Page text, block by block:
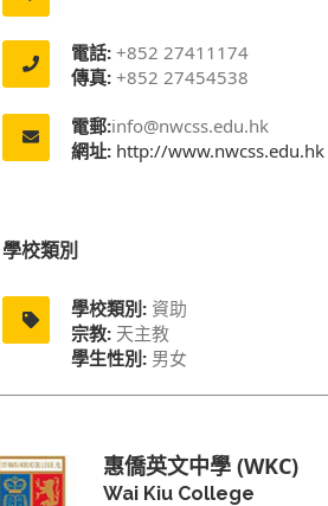
電話: +852 27411174
傳真: +852 27454538
電郵:info@nwcss.edu.hk
網址: http://www.nwcss.edu.hk
學校類別
學校類別: 資助
宗教: 天主教
學生性別: 男女
惠僑英文中學 (WKC)
Wai Kiu College